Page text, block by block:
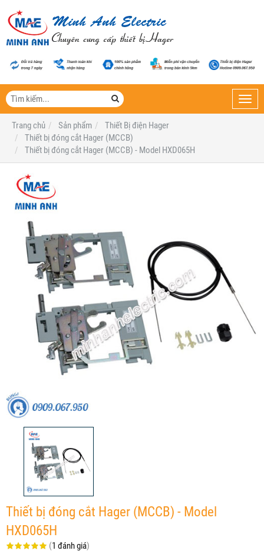
Trang chủ
Sản phẩm
Thiết Bị điện Hager
Thiết bị đóng cắt Hager (MCCB)
Thiết bị đóng cắt Hager (MCCB) - Model HXD065H
Thiết bị đóng cắt Hager (MCCB) - Model
HXD065H
(1 đánh giá)